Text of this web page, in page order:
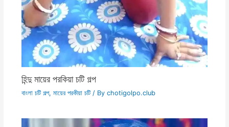
হিন্দু মায়ের পরকিয়া চটি গল্প
বাংলা চটি গল্প, মায়ের পরকীয়া চটি/ By chotigolpo.club